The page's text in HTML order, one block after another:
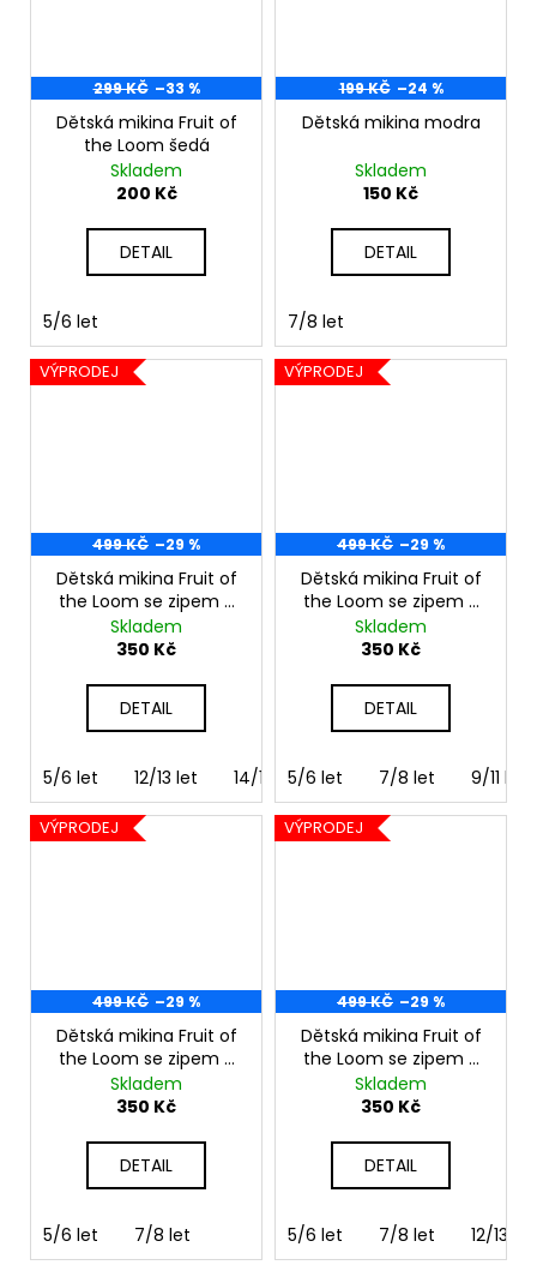
299 KČ –33 %
Dětská mikina Fruit of
the Loom šedá
Skladem
200 Kč
DETAIL
5/6 let
199 KČ –24 %
Dětská mikina modra
Skladem
150 Kč
DETAIL
7/8 let
VÝPRODEJ
499 KČ –29 %
Dětská mikina Fruit of
the Loom se zipem a
kapucí červená
Skladem
350 Kč
DETAIL
5/6 let 12/13 let 14/15 let
VÝPRODEJ
499 KČ –29 %
Dětská mikina Fruit of
the Loom se zipem a
kapucí černá
Skladem
350 Kč
DETAIL
5/6 let 7/8 let 9/11 let
VÝPRODEJ
499 KČ –29 %
Dětská mikina Fruit of
the Loom se zipem a
kapucí šedá
Skladem
350 Kč
DETAIL
5/6 let 7/8 let
VÝPRODEJ
499 KČ –29 %
Dětská mikina Fruit of
the Loom se zipem a
kapucí tmavě modrá
Skladem
350 Kč
DETAIL
5/6 let 7/8 let 12/13 let